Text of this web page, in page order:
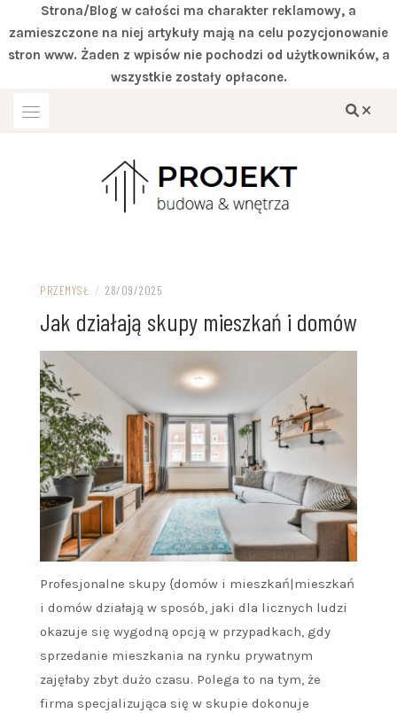
Strona/Blog w całości ma charakter reklamowy, a
zamieszczone na niej artykuły mają na celu pozycjonowanie
stron www. Żaden z wpisów nie pochodzi od użytkowników, a
wszystkie zostały opłacone.
PRZEMYSŁ / 28/09/2025
Jak działają skupy mieszkań i domów
Profesjonalne skupy {domów i mieszkań|mieszkań
i domów działają w sposób, jaki dla licznych ludzi
okazuje się wygodną opcją w przypadkach, gdy
sprzedanie mieszkania na rynku prywatnym
zajęłaby zbyt dużo czasu. Polega to na tym, że
firma specjalizująca się w skupie dokonuje